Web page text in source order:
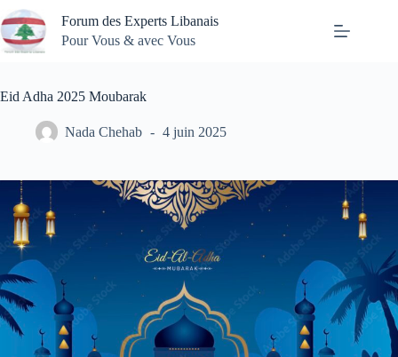
Passer
au
contenu
Forum des Experts Libanais
Pour Vous & avec Vous
Eid Adha 2025 Moubarak
Nada Chehab 4 juin 2025